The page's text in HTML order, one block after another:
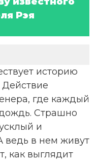
Рэя
историю
где каждый
Страшно
и
ведь в нем живут
как выглядит